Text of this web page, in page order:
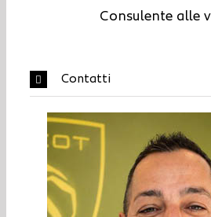
Consulente alle
Contatti